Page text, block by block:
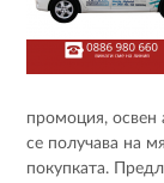
промоция, освен
се получава на
покупката.